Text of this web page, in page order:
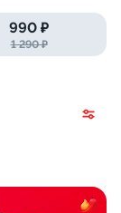
990 ₽
1 290 ₽